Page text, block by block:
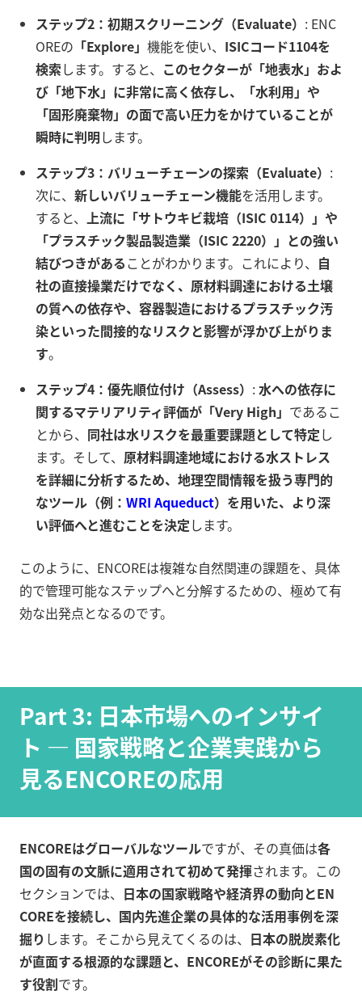
ステップ2：初期スクリーニング（Evaluate） : ENC
OREの 「Explore」 機能を使い、 ISICコード1104を
検索します。すると、 このセクターが「地表水」およ
び「地下水」に非常に高く依存し、「水利用」や
「固形廃棄物」の面で高い圧力をかけていることが
瞬時に判明します。
ステップ3：バリューチェーンの探索（Evaluate） :
次に、 新しいバリューチェーン機能を活用します。
すると、 上流に「サトウキビ栽培（ISIC 0114）」や
「プラスチック製品製造業（ISIC 2220）」との強い
結びつきがあることがわかります。これにより、 自
社の直接操業だけでなく、原材料調達における土壌
の質への依存や、容器製造におけるプラスチック汚
染といった間接的なリスクと影響が浮かび上がりま
す。
ステップ4：優先順位付け（Assess） :水への依存に
関するマテリアリティ評価が「Very High」 であるこ
とから、 同社は水リスクを最重要課題として特定し
ます。そして、 原材料調達地域における水ストレス
を詳細に分析するため、地理空間情報を扱う専門的
なツール（例： WRI Aqueduct）を用いた、より深
い評価へと進むことを決定します。
このように、ENCOREは複雑な自然関連の課題を、具体
的で管理可能なステップへと分解するための、極めて有
効な出発点となるのです。
Part 3: 日本市場へのインサイ
ト — 国家戦略と企業実践から
見るENCOREの応用
ENCOREはグローバルなツールですが、その真価は各
国の固有の文脈に適用されて初めて発揮されます。この
セクションでは、 日本の国家戦略や経済界の動向とEN
COREを接続し、国内先進企業の具体的な活用事例を深
掘り します。そこから見えてくるのは、 日本の脱炭素化
が直面する根源的な課題と、ENCOREがその診断に果た
す役割です。